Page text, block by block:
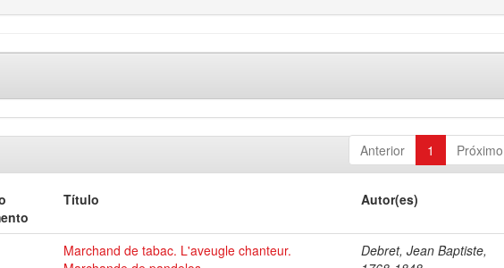
Anterior 1 Próximo
Título Autor(es)
Marchand de tabac. L'aveugle chanteur.
Debret, Jean Baptiste,